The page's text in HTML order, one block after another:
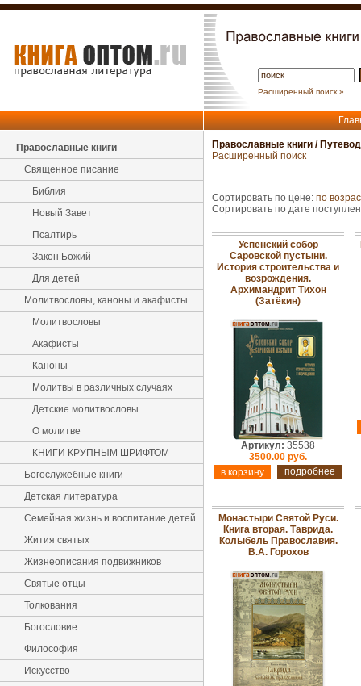
Расширенный поиск »
Православные книги
Священное писание
Библия
Новый Завет
Псалтирь
Закон Божий
Для детей
Молитвословы, каноны и акафисты
Молитвословы
Акафисты
Каноны
Молитвы в различных случаях
Детские молитвословы
О молитве
КНИГИ КРУПНЫМ ШРИФТОМ
Богослужебные книги
Детская литература
Семейная жизнь и воспитание детей
Жития святых
Жизнеописания подвижников
Святые отцы
Толкования
Богословие
Философия
Искусство
Православные книги /
Расширенный поиск
Сортировать по цене: по
Сортировать по дате
Успенский собор
Саровской пустыни.
История строительства и
возрождения.
Архимандрит Тихон
(Затёкин)
Артикул: 35538
3500.00 руб.
подробнее
Монастыри Святой Руси.
Книга вторая. Таврида.
Колыбель Православия.
В.А. Горохов